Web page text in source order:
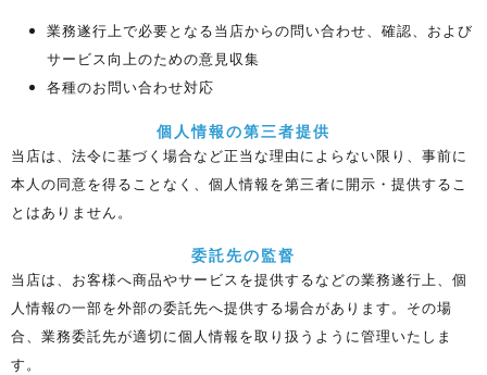
業務遂行上で必要となる当店からの問い合わせ、確認、および
サービス向上のための意見収集
各種のお問い合わせ対応
個人情報の第三者提供
当店は、法令に基づく場合など正当な理由によらない限り、事前に
本人の同意を得ることなく、個人情報を第三者に開示・提供するこ
とはありません。
委託先の監督
当店は、お客様へ商品やサービスを提供するなどの業務遂行上、個
人情報の一部を外部の委託先へ提供する場合があります。その場
合、業務委託先が適切に個人情報を取り扱うように管理いたしま
す。